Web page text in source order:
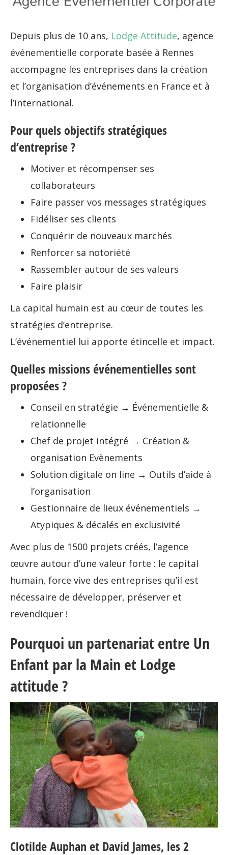
Depuis plus de 10 ans, Lodge Attitude, agence
événementielle corporate basée à Rennes
accompagne les entreprises dans la création
et l’organisation d’événements en France et à
l’international.
Pour quels objectifs stratégiques
d’entreprise ?
Motiver et récompenser ses
collaborateurs
Faire passer vos messages stratégiques
Fidéliser ses clients
Conquérir de nouveaux marchés
Renforcer sa notoriété
Rassembler autour de ses valeurs
Faire plaisir
La capital humain est au cœur de toutes les
stratégies d’entreprise.
L’événementiel lui apporte étincelle et impact.
Quelles missions événementielles sont
proposées ?
Conseil en stratégie → Événementielle &
relationnelle
Chef de projet intégré → Création &
organisation Evènements
Solution digitale on line → Outils d’aide à
l’organisation
Gestionnaire de lieux événementiels →
Atypiques & décalés en exclusivité
Avec plus de 1500 projets créés, l’agence
œuvre autour d’une valeur forte : le capital
humain, force vive des entreprises qu’il est
nécessaire de développer, préserver et
revendiquer !
Pourquoi un partenariat entre Un
Enfant par la Main et Lodge
attitude ?
Clotilde Auphan et David James, les 2